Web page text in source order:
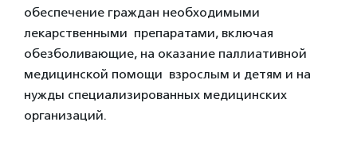
обеспечение граждан необходимыми
лекарственными препаратами, включая
обезболивающие, на оказание паллиативной
медицинской помощи взрослым и детям и на
нужды специализированных медицинских
организаций.